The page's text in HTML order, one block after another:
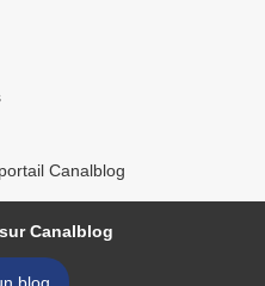
Canalblog
Canalblog